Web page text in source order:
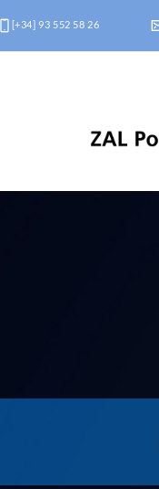
[+34] 93 552 58 26